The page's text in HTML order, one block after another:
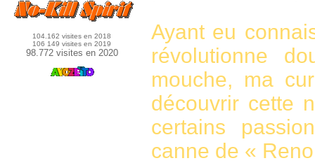
104.162 visites en 2018
106 149 visites en 2019
98.772 visites en 2020
Ayant eu
révolutionne
mouche, ma
découvrir cette
certains
canne de «